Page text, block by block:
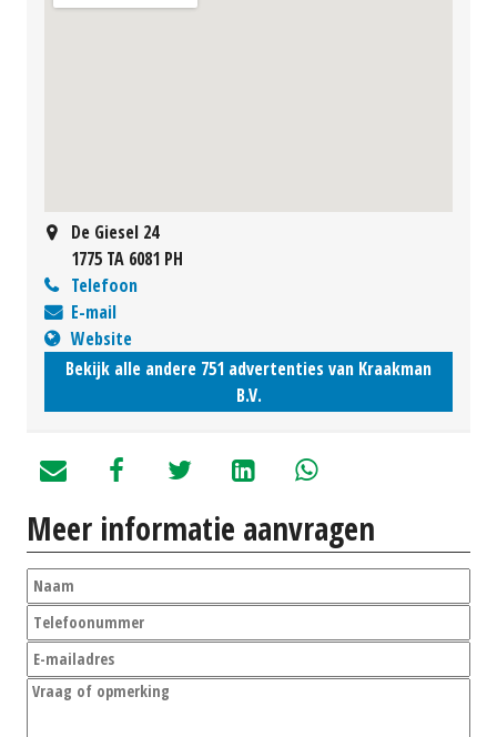
De Giesel 24
1775 TA 6081 PH
Telefoon
E-mail
Website
Bekijk alle andere 751 advertenties van Kraakman
B.V.
Meer informatie aanvragen